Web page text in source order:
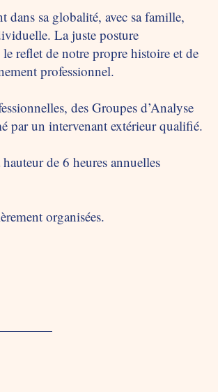
dans sa globalité, avec sa famille,
La juste posture
reflet de notre propre histoire et de
professionnel.
des Groupes d’Analyse
par un intervenant extérieur qualifié.
de 6 heures annuelles
organisées.